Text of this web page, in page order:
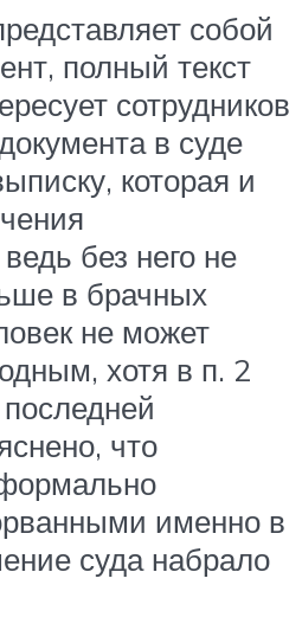
собой
полный текст
сотрудников
в суде
которая и
без него не
в брачных
не может
хотя в п. 2
что
именно в
суда набрало